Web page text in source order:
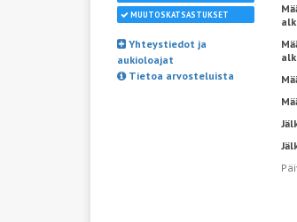
MUUTOSKATSASTUKSET
Yhteystiedot ja
aukioloajat
Tietoa arvosteluista
alk.
alk.